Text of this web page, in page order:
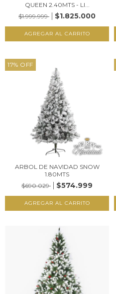
QUEEN 2.40MTS - LI...
$1.999.999
$1.825.000
17% OFF
ARBOL DE NAVIDAD SNOW
1.80MTS
$690.029
$574.999